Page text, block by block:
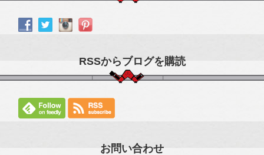
RSSからブログを購読
お問い合わせ